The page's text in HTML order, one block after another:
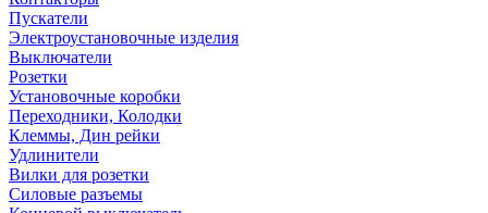
Пускатели
Электроустановочные изделия
Выключатели
Розетки
Установочные коробки
Переходники, Колодки
Клеммы, Дин рейки
Удлинители
Вилки для розетки
Силовые разъемы